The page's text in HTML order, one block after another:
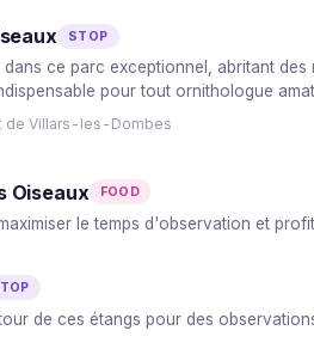
STOP
dans ce parc exceptionnel, abritant
pour tout ornithologue
de Villars-les-Dombes
Oiseaux FOOD
le temps d'observation et
de ces étangs pour des